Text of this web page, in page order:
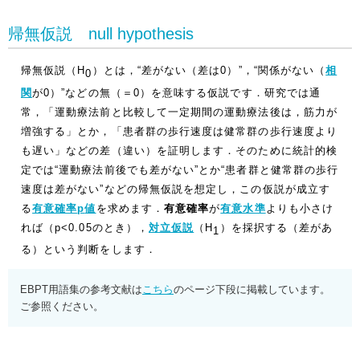
帰無仮説 null hypothesis
帰無仮説（H0 ）とは，“差がない（差は0）”，“関係がない（相
関が0）”などの無（＝0）を意味する仮説です．研究では通
常，「運動療法前と比較して一定期間の運動療法後は，筋力が
増強する」とか，「患者群の歩行速度は健常群の歩行速度より
も遅い」などの差（違い）を証明します．そのために統計的検
定では“運動療法前後でも差がない”とか“患者群と健常群の歩行
速度は差がない”などの帰無仮説を想定し，この仮説が成立す
る有意確率p値 を求めます． 有意確率が有意水準 よりも小さけ
れば（p<0.05のとき）， 対立仮説 （H1 ）を採択する（差があ
る）という判断をします．
EBPT用語集の参考文献はこちらのページ下段に掲載しています。
ご参照ください。